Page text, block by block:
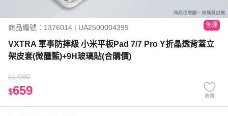
商品編號：1376014 | UA2500004399 免運
VXTRA 軍事防摔級 小米平板Pad 7/7 Pro Y折晶透背蓋立
架皮套(微醺藍)+9H玻璃貼(合購價)
$1,090
$659 收藏